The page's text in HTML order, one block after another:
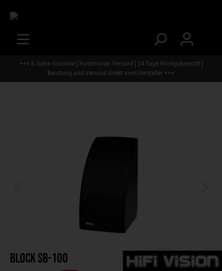
+++ 5 Jahre Garantie | Kostenloser Versand | 14 Tage Rückgaberecht |
Beratung und Versand direkt vom Hersteller +++
Block SB-100